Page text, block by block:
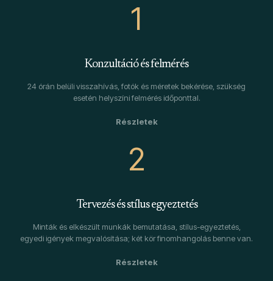
1
Konzultáció és felmérés
24 órán belüli visszahívás, fotók és méretek bekérése, szükség
esetén helyszíni felmérés időponttal.
2
Tervezés és stílus egyeztetés
Minták és elkészült munkák bemutatása, stílus-egyeztetés,
egyedi igények megvalósítása; két kör finomhangolás benne van.